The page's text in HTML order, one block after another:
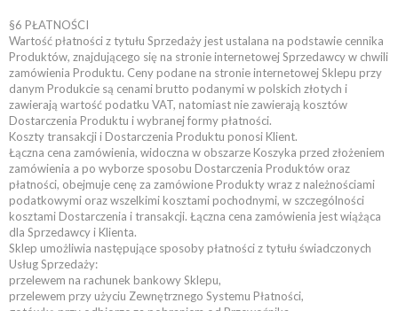
§6 PŁATNOŚCI
Wartość płatności z tytułu Sprzedaży jest ustalana na podstawie cennika
Produktów, znajdującego się na stronie internetowej Sprzedawcy w chwili
zamówienia Produktu. Ceny podane na stronie internetowej Sklepu przy
danym Produkcie są cenami brutto podanymi w polskich złotych i
zawierają wartość podatku VAT, natomiast nie zawierają kosztów
Dostarczenia Produktu i wybranej formy płatności.
Koszty transakcji i Dostarczenia Produktu ponosi Klient.
Łączna cena zamówienia, widoczna w obszarze Koszyka przed złożeniem
zamówienia a po wyborze sposobu Dostarczenia Produktów oraz
płatności, obejmuje cenę za zamówione Produkty wraz z należnościami
podatkowymi oraz wszelkimi kosztami pochodnymi, w szczególności
kosztami Dostarczenia i transakcji. Łączna cena zamówienia jest wiążąca
dla Sprzedawcy i Klienta.
Sklep umożliwia następujące sposoby płatności z tytułu świadczonych
Usług Sprzedaży:
przelewem na rachunek bankowy Sklepu,
przelewem przy użyciu Zewnętrznego Systemu Płatności,